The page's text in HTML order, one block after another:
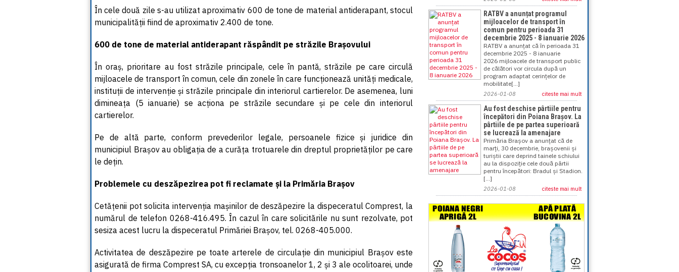
În cele două zile s-au utilizat aproximativ 600 de tone de material antiderapant, stocul
municipalității fiind de aproximativ 2.400 de tone.
600 de tone de material antiderapant răspândit pe străzile Brașovului
În oraș, prioritare au fost străzile principale, cele în pantă, străzile pe care circulă
mijloacele de transport în comun, cele din zonele în care funcționează unități medicale,
instituții de intervenție și străzile principale din interiorul cartierelor. De asemenea, luni
dimineața (5 ianuarie) se acționa pe străzile secundare și pe cele din interiorul
cartierelor.
Pe de altă parte, conform prevederilor legale, persoanele fizice și juridice din
municipiul Brașov au obligația de a curăța trotuarele din dreptul proprietăților pe care
le dețin.
Problemele cu deszăpezirea pot fi reclamate și la Primăria Brașov
Cetățenii pot solicita intervenția mașinilor de deszăpezire la dispeceratul Comprest, la
numărul de telefon 0268-416.495. În cazul în care solicitările nu sunt rezolvate, pot
sesiza acest lucru la dispeceratul Primăriei Brașov, tel. 0268-405.000.
Activitatea de deszăpezire pe toate arterele de circulație din municipiul Brașov este
asigurată de firma Comprest SA, cu excepția tronsoanelor 1, 2 și 3 ale ocolitoarei, unde
RATBV a anunțat programul
mijloacelor de transport în
comun pentru perioada 31
decembrie 2025 - 8 ianuarie 2026
RATBV a anunțat că în perioada 31
decembrie 2025 - 8 ianuarie
2026 mijloacele de transport public
de călători vor circula după un
program adaptat cerințelor de
mobilitate[...]
2026-01-08 citeste mai mult
Au fost deschise pârtiile pentru
începători din Poiana Brașov. La
pârtiile de pe partea superioară
se lucrează la amenajare
Primăria Brașov a anunțat că de
marți, 30 decembrie, brașovenii și
turiștii care deprind tainele schiului
au la dispoziție cele două pârtii
pentru începători: Bradul și Stadion.
[...]
2026-01-08 citeste mai mult